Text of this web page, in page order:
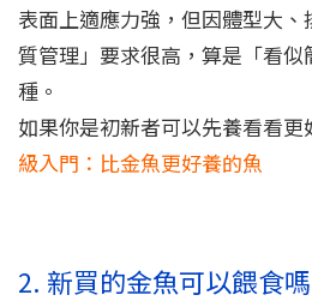
表面上適應力強，但因體型大
質管理」要求很高，算是「看
種。
如果你是初新者可以先養看看
級入門：比金魚更好養的魚
2. 新買的金魚可以餵食嗎